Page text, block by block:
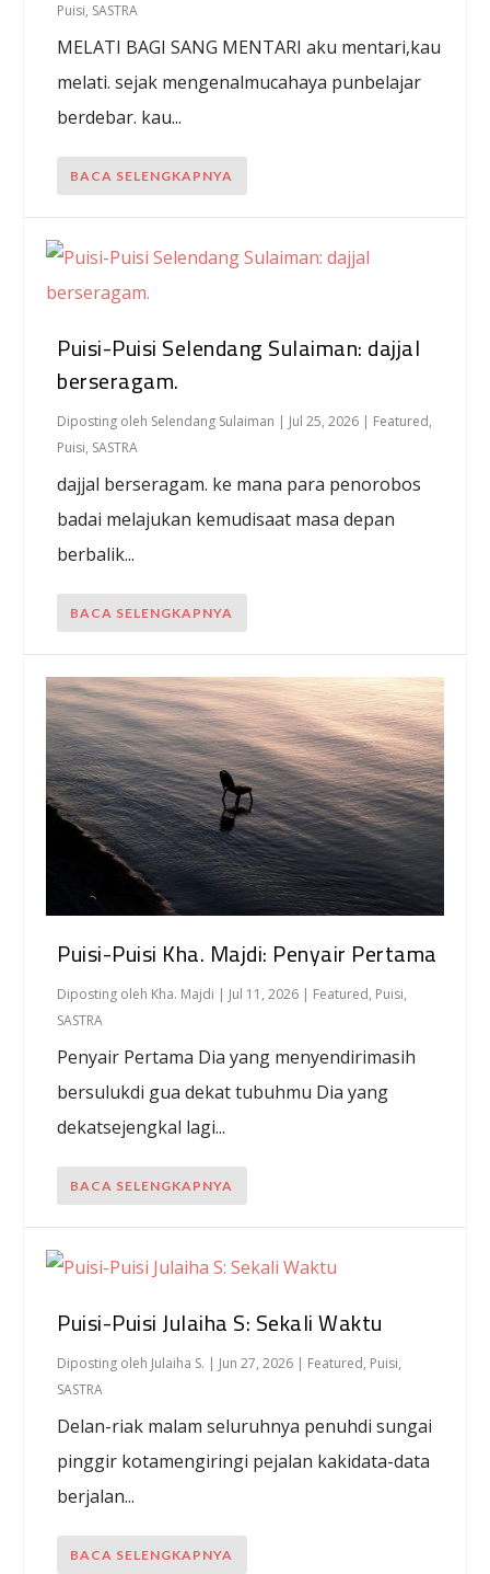
Puisi, SASTRA
MELATI BAGI SANG MENTARI aku mentari,kau
melati. sejak mengenalmucahaya punbelajar
berdebar. kau...
BACA SELENGKAPNYA
Puisi-Puisi Selendang Sulaiman: dajjal
berseragam.
Diposting oleh Selendang Sulaiman | Jul 25, 2026 | Featured,
Puisi, SASTRA
dajjal berseragam. ke mana para penorobos
badai melajukan kemudisaat masa depan
berbalik...
BACA SELENGKAPNYA
Puisi-Puisi Kha. Majdi: Penyair Pertama
Diposting oleh Kha. Majdi | Jul 11, 2026 | Featured, Puisi,
SASTRA
Penyair Pertama Dia yang menyendirimasih
bersulukdi gua dekat tubuhmu Dia yang
dekatsejengkal lagi...
BACA SELENGKAPNYA
Puisi-Puisi Julaiha S: Sekali Waktu
Diposting oleh Julaiha S. | Jun 27, 2026 | Featured, Puisi,
SASTRA
Delan-riak malam seluruhnya penuhdi sungai
pinggir kotamengiringi pejalan kakidata-data
berjalan...
BACA SELENGKAPNYA